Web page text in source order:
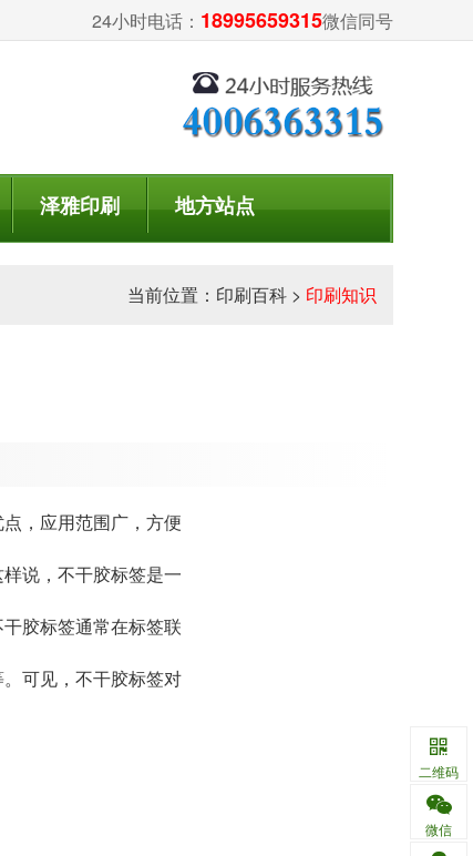
24小时电话： 18995659315微信同号
泽雅印刷 地方站点
当前位置： 印刷百科 > 印刷知识
，应用范围广，方便
说，不干胶标签是一
胶标签通常在标签联
可见，不干胶标签对
二维码
微信